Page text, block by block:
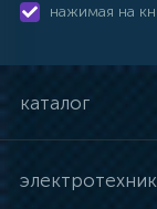
нажимая на
каталог